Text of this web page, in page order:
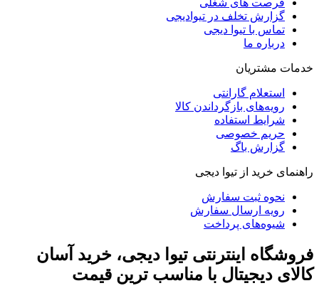
فرصت های شغلی
گزارش تخلف در تیوادیجی
تماس با تیوا دیجی
درباره ما
خدمات مشتریان
استعلام گارانتی
رویه‌های بازگرداندن کالا
شرایط استفاده
حریم خصوصی
گزارش باگ
راهنمای خرید از تیوا دیجی
نحوه ثبت سفارش
رویه ارسال سفارش
شیوه‌های پرداخت
فروشگاه اینترنتی تیوا دیجی، خرید آسان
کالای دیجیتال با مناسب ترین قیمت